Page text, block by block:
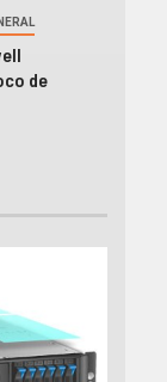
de